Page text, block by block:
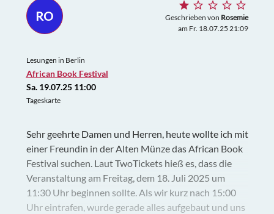
RO Geschrieben von Rosemie
am Fr. 18.07.25 21:09
Lesungen in Berlin
African Book Festival
Sa. 19.07.25 11:00
Tageskarte
Sehr geehrte Damen und Herren, heute wollte ich mit
einer Freundin in der Alten Münze das African Book
Festival suchen. Laut TwoTickets hieß es, dass die
Veranstaltung am Freitag, dem 18. Juli 2025 um
11:30 Uhr beginnen sollte. Als wir kurz nach 15:00
Uhr eintrafen, wurde gerade alles aufgebaut und uns